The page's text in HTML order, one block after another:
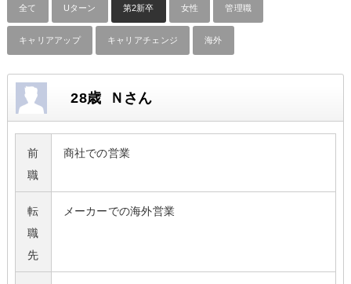
全て Uターン 第2新卒 女性 管理職
キャリアアップ キャリアチェンジ 海外
28歳 Ｎさん
前
職
商社での営業
転
職
先
メーカーでの海外営業